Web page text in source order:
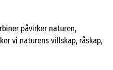
påvirker naturen,
vi naturens villskap, råskap,